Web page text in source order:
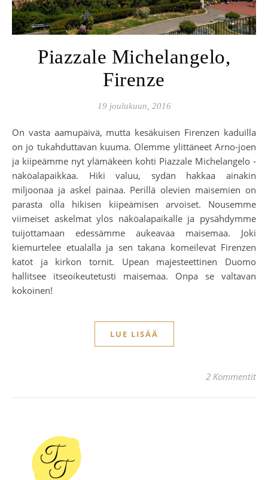
Piazzale Michelangelo,
Firenze
19 joulukuun, 2016
On vasta aamupäivä, mutta kesäkuisen Firenzen kaduilla
on jo tukahduttavan kuuma. Olemme ylittäneet Arno-joen
ja kiipeämme nyt ylämäkeen kohti Piazzale Michelangelo -
näköalapaikkaa. Hiki valuu, sydän hakkaa ainakin
miljoonaa ja askel painaa. Perillä olevien maisemien on
parasta olla hikisen kiipeämisen arvoiset. Nousemme
viimeiset askelmat ylös näköalapaikalle ja pysähdymme
tuijottamaan edessämme aukeavaa maisemaa. Joki
kiemurtelee etualalla ja sen takana komeilevat Firenzen
katot ja kirkon tornit. Upean majesteettinen Duomo
hallitsee itseoikeutetusti maisemaa. Onpa se valtavan
kokoinen!
LUE LISÄÄ
2 Kommentit